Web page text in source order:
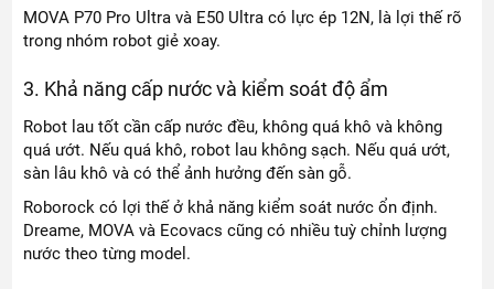
MOVA P70 Pro Ultra và E50 Ultra có lực ép 12N, là lợi thế rõ
trong nhóm robot giẻ xoay.
3. Khả năng cấp nước và kiểm soát độ ẩm
Robot lau tốt cần cấp nước đều, không quá khô và không
quá ướt. Nếu quá khô, robot lau không sạch. Nếu quá ướt,
sàn lâu khô và có thể ảnh hưởng đến sàn gỗ.
Roborock có lợi thế ở khả năng kiểm soát nước ổn định.
Dreame, MOVA và Ecovacs cũng có nhiều tuỳ chỉnh lượng
nước theo từng model.